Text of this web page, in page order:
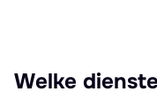
Welke